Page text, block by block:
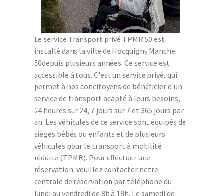
Le service Transport privé TPMR 50 est
installé dans la ville de Hocquigny Manche
50depuis plusieurs années. Ce service est
accessible à tous. C'est un service privé, qui
permet à nos concitoyens de bénéficier d'un
service de transport adapté à leurs besoins,
24 heures sur 24, 7 jours sur 7 et 365 jours par
an. Les véhicules de ce service sont équipés de
sièges bébés ou enfants et de plusieurs
véhicules pour le transport à mobilité
réduite (TPMR). Pour effectuer une
réservation, veuillez contacter notre
centrale de réservation par téléphone du
lundi au vendredi de 8h à 18h. Le samedi de